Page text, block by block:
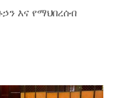
እና የማህበረሰብ